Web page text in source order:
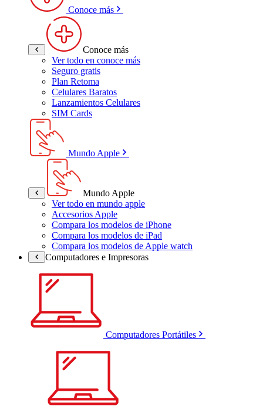
Conoce más
Conoce más
Ver todo en conoce más
Seguro gratis
Plan Retoma
Celulares Baratos
Lanzamientos Celulares
SIM Cards
Mundo Apple
Mundo Apple
Ver todo en mundo apple
Accesorios Apple
Compara los modelos de iPhone
Compara los modelos de iPad
Compara los modelos de Apple watch
Computadores e Impresoras
Computadores Portátiles